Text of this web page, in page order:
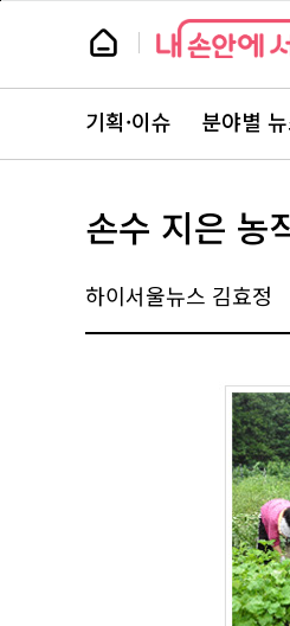
본
뉴
스
뉴
스
주
서
바
로
기획·이슈 분야별
손수 지은 농
하이서울뉴스 김효정
페